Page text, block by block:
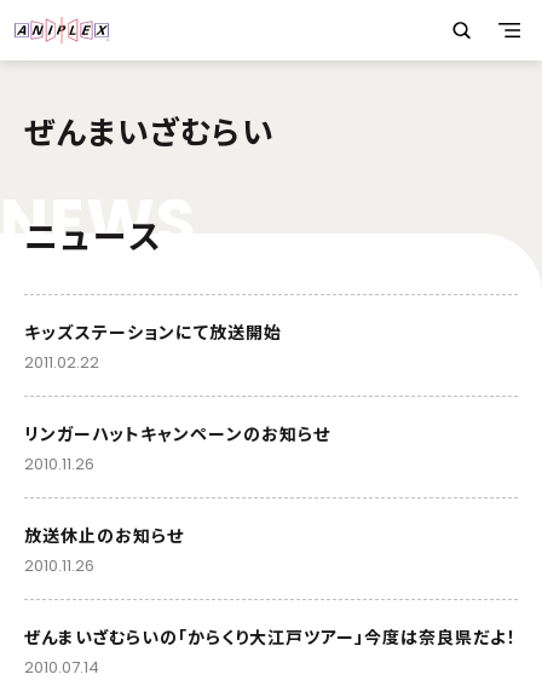
ぜんまいざむらい
NEWS
ニュース
キッズステーションにて放送開始
2011.02.22
リンガーハットキャンペーンのお知らせ
2010.11.26
放送休止のお知らせ
2010.11.26
ぜんまいざむらいの「からくり大江戸ツアー」今度は奈良県だよ！
2010.07.14